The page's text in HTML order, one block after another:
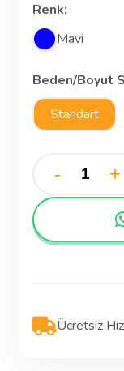
Renk:
Mavi
Beden/Boyut
Standart
- +
Ücretsiz